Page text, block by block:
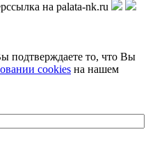
на palata-nk.ru
подтверждаете то, что Вы
cookies на нашем